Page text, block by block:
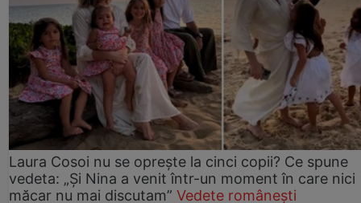
Laura Cosoi nu se oprește la cinci copii? Ce spune
vedeta: „Și Nina a venit într-un moment în care nici
măcar nu mai discutam” Vedete românești